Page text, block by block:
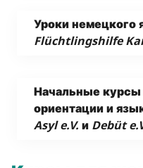
Уро­ки немец­ко­го
Flüchtlingshilfe
Началь­ные кур­сы
ори­ен­та­ции и
Asyl e.V. и Debüt